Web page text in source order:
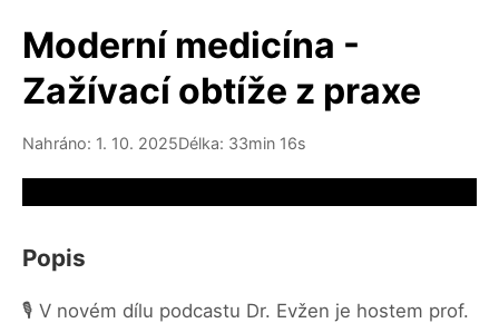
Moderní medicína -
Zažívací obtíže z praxe
Nahráno: 1. 10. 2025Délka: 33min 16s
Popis
🎙️ V novém dílu podcastu Dr. Evžen je hostem prof.